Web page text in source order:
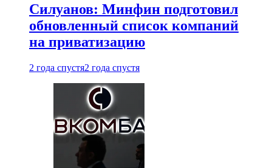
Силуанов: Минфин подготовил
обновленный список компаний
на приватизацию
2 года спустя2 года спустя